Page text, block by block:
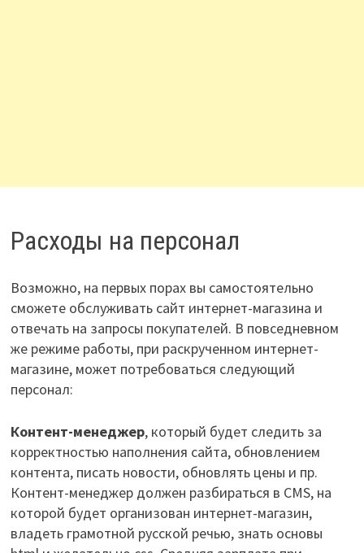
Расходы на персонал
Возможно, на первых порах вы самостоятельно
сможете обслуживать сайт интернет-магазина и
отвечать на запросы покупателей. В повседневном
же режиме работы, при раскрученном интернет-
магазине, может потребоваться следующий
персонал:
Контент-менеджер, который будет следить за
корректностью наполнения сайта, обновлением
контента, писать новости, обновлять цены и пр.
Контент-менеджер должен разбираться в CMS, на
которой будет организован интернет-магазин,
владеть грамотной русской речью, знать основы